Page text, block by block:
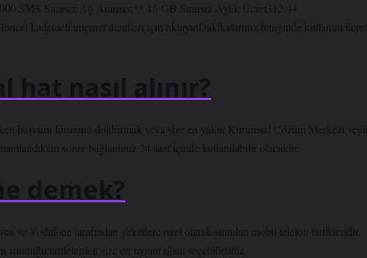
SMS Sınırsız Ağ Araması** 15 GB Sınırsız Aylık Ücret312,44
kademeli internet ücretleri için tıklayınDakikalarınız bittiğinde kullanım
nasıl alınır?
başvuru formunu doldurmak veya size en yakın Kurumsal Çözüm Merkezi veya
sonra bağlantınız 24 saat içinde kullanılabilir olacaktır.
demek?
ve Vodafone tarafından şirketlere özel olarak sunulan mobil telefon tarifeleridir.
tarifelerden size en uygun olanı seçebilirsiniz.